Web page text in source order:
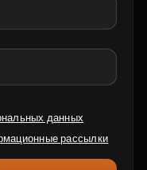
данных
рассылки